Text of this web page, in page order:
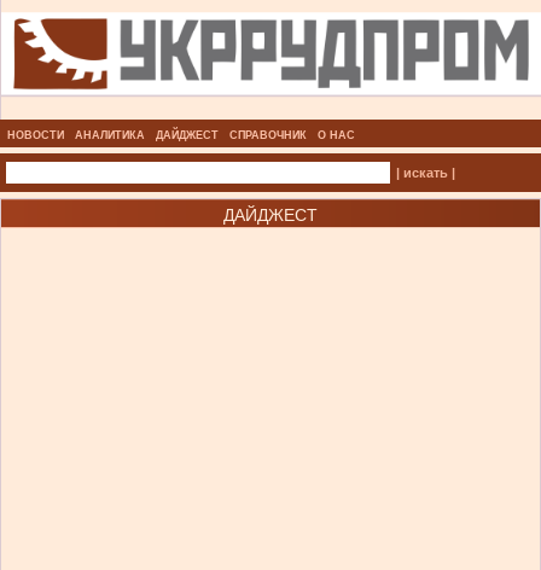
НОВОСТИ АНАЛИТИКА ДАЙДЖЕСТ СПРАВОЧНИК О НАС
| искать |
ДАЙДЖЕСТ